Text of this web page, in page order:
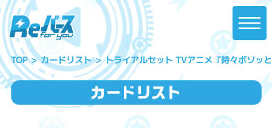
TOP カードリスト トライアルセット TVアニメ『時々ボソッ